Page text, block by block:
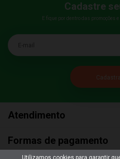
Cadastre
E fique por dentro das promoções
E-mail
Atendimento
Formas de pagamento
Utilizamos cookies para garantir